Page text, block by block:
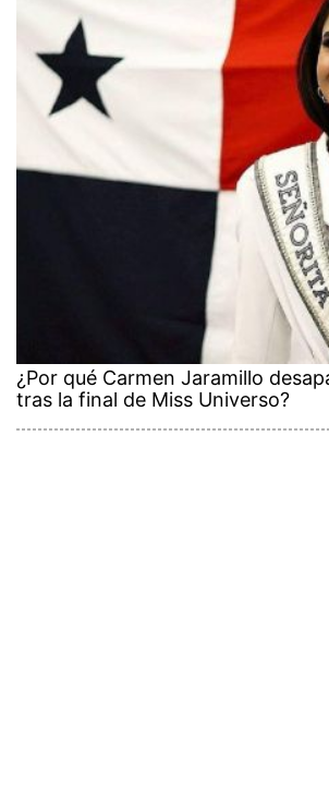
¿Por qué Carmen Jaramillo
tras la final de Miss Universo?